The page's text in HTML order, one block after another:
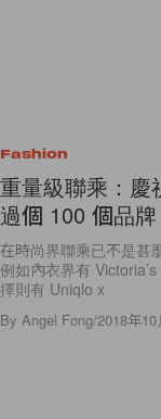
Fashion
重量級聯乘：慶
過個 100 個品牌
在時尚界聯乘已不是甚
例如內衣界有
擇則有 Uniqlo x
By Angel Fong/2018年10